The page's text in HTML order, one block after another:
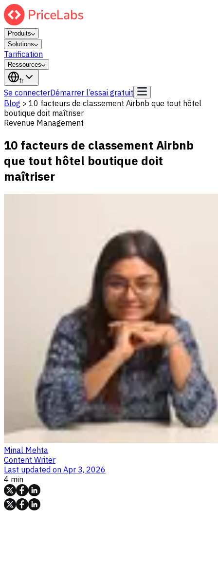
Produits
Solutions
Tarification
Ressources
fr
Se connecterDémarrer l’essai gratuit
Blog > 10 facteurs de classement Airbnb que tout hôtel
boutique doit maîtriser
Revenue Management
10 facteurs de classement Airbnb
que tout hôtel boutique doit
maîtriser
Minal Mehta
Content Writer
Last updated on Apr 3, 2026
4 min